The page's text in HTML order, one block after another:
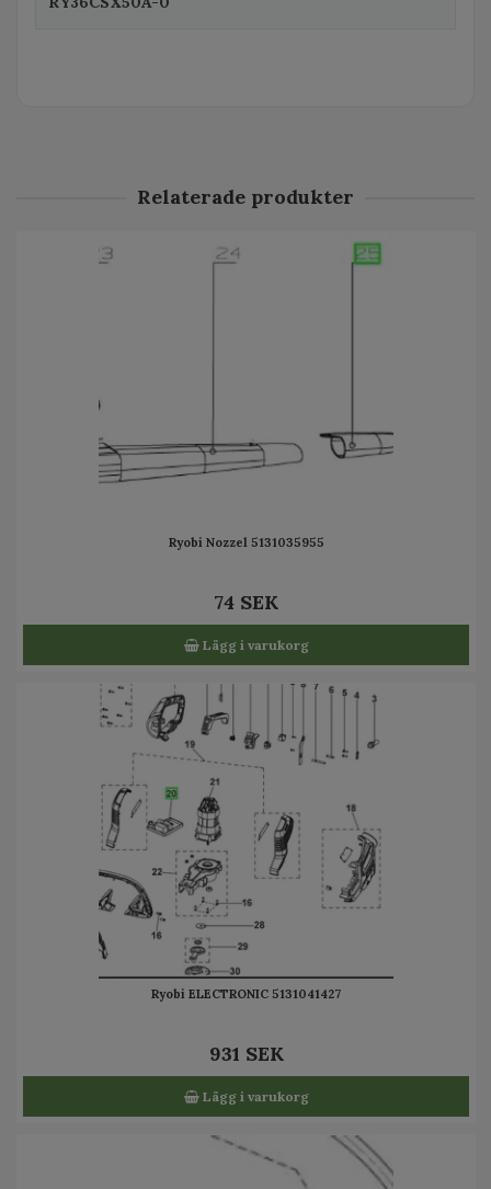
Relaterade produkter
Ryobi Nozzel 5131035955
74 SEK
Lägg i varukorg
Ryobi ELECTRONIC 5131041427
931 SEK
Lägg i varukorg